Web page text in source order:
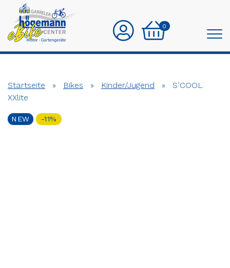
0
Startseite » Bikes » Kinder/Jugend »
S’COOL
XXlite
NEW -11%